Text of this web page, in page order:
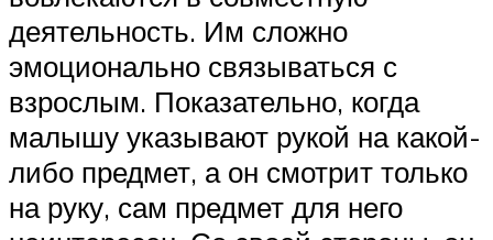
деятельность. Им сложно
эмоционально связываться с
взрослым. Показательно, когда
малышу указывают рукой на какой-
либо предмет, а он смотрит только
на руку, сам предмет для него